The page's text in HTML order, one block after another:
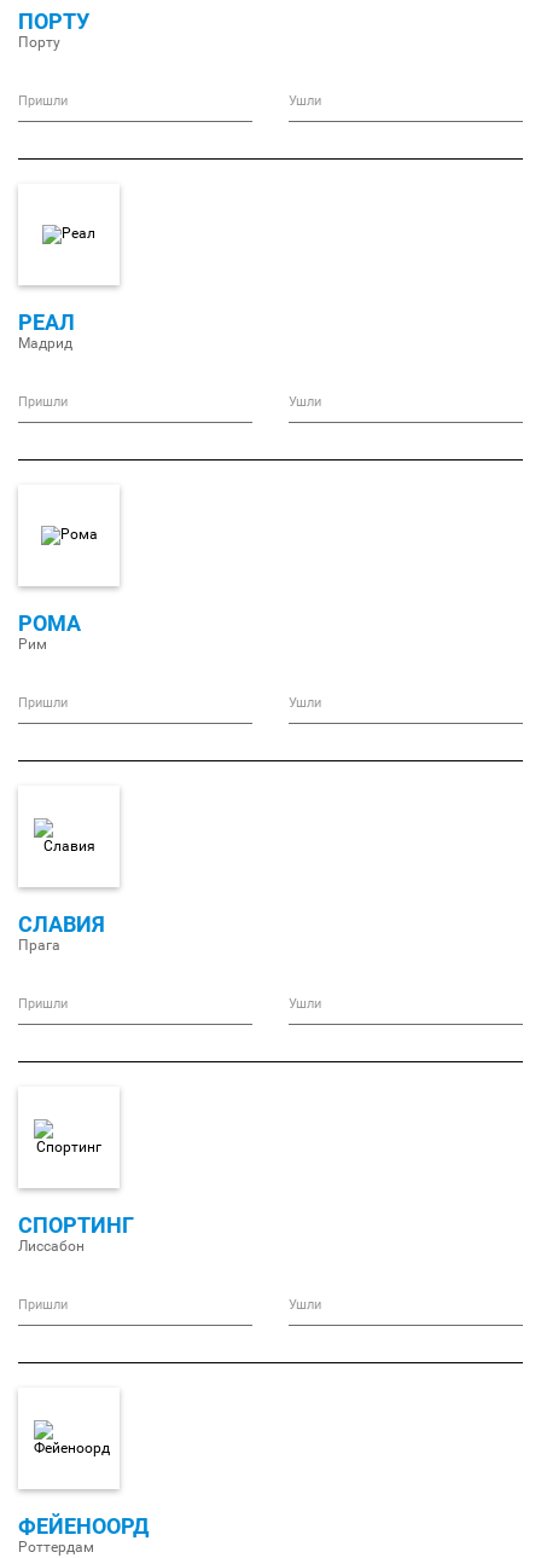
ПОРТУ
Порту
Пришли Ушли
РЕАЛ
Мадрид
Пришли Ушли
РОМА
Рим
Пришли Ушли
СЛАВИЯ
Прага
Пришли Ушли
СПОРТИНГ
Лиссабон
Пришли Ушли
ФЕЙЕНООРД
Роттердам